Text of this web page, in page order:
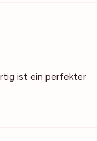
ist ein perfekter